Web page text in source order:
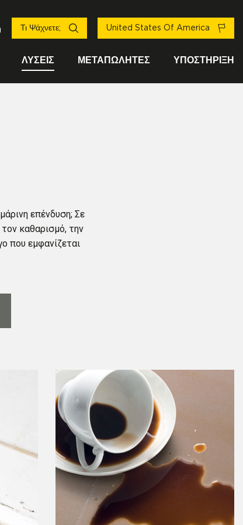
ΛΎΣΕΙΣ ΜΕΤΑΠΩΛΗΤΈΣ ΥΠΟΣΤΉΡΙΞΗ
Τι Ψάχνετε; United States Of America
επένδυση; Σε
καθαρισμό, την
που εμφανίζεται